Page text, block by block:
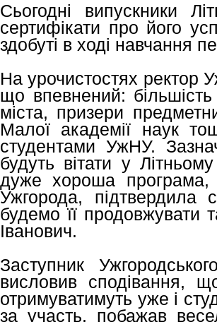
Сьогодні випускники
сертифікати про його
здобуті в ході навчання
На урочистостях
що впевнений:
міста, призери
Малої академії наук
студентами УжНУ.
будуть вітати у
дуже хороша програма,
Ужгорода, підтвердила
будемо її продовжувати
Іванович.
Заступник
висловив сподівання,
отримуватимуть уже і
за участь, побажав